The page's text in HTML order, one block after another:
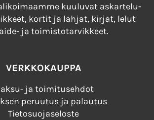
kuuluvat askartelu-
kortit ja lahjat, kirjat, lelut
ja toimistotarvikkeet.
VERKKOKAUPPA
ja toimitusehdot
peruutus ja palautus
Tietosuojaseloste